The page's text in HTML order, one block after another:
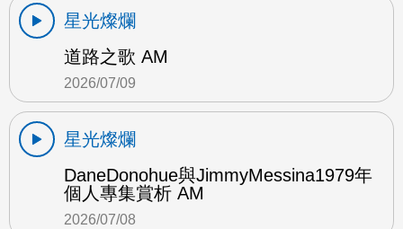
星光燦爛
道路之歌 AM
2026/07/09
星光燦爛
DaneDonohue與JimmyMessina1979年
個人專集賞析 AM
2026/07/08